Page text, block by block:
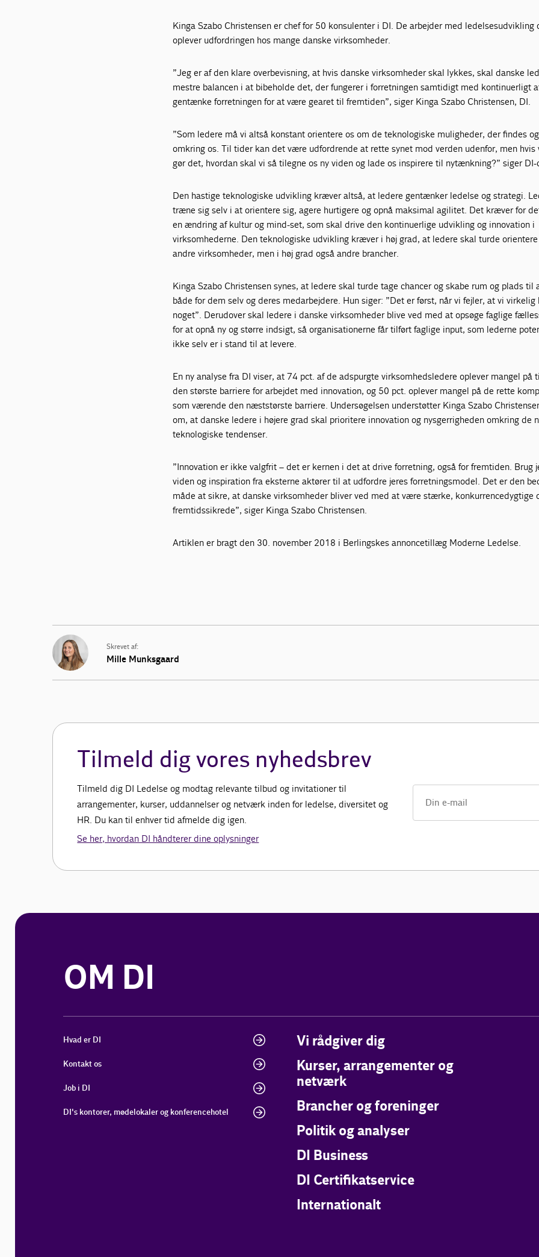
Kinga Szabo Christensen er chef for 50 konsulenter i DI. De arbejder med ledelsesudvikling
oplever udfordringen hos mange danske virksomheder.
”Jeg er af den klare overbevisning, at hvis danske virksomheder skal lykkes, skal danske
mestre balancen i at bibeholde det, der fungerer i forretningen samtidigt med kontinuerligt
gentænke forretningen for at være gearet til fremtiden”, siger Kinga Szabo Christensen, DI.
”Som ledere må vi altså konstant orientere os om de teknologiske muligheder, der findes
omkring os. Til tider kan det være udfordrende at rette synet mod verden udenfor, men hvis
gør det, hvordan skal vi så tilegne os ny viden og lade os inspirere til nytænkning?” siger DI-
Den hastige teknologiske udvikling kræver altså, at ledere gentænker ledelse og strategi.
træne sig selv i at orientere sig, agere hurtigere og opnå maksimal agilitet. Det kræver for
en ændring af kultur og mind-set, som skal drive den kontinuerlige udvikling og innovation i
virksomhederne. Den teknologiske udvikling kræver i høj grad, at ledere skal turde
andre virksomheder, men i høj grad også andre brancher.
Kinga Szabo Christensen synes, at ledere skal turde tage chancer og skabe rum og plads til
både for dem selv og deres medarbejdere. Hun siger: ”Det er først, når vi fejler, at vi
noget”. Derudover skal ledere i danske virksomheder blive ved med at opsøge faglige
for at opnå ny og større indsigt, så organisationerne får tilført faglige input, som lederne
ikke selv er i stand til at levere.
En ny analyse fra DI viser, at 74 pct. af de adspurgte virksomhedsledere oplever mangel på
den største barriere for arbejdet med innovation, og 50 pct. oplever mangel på de rette
som værende den næststørste barriere. Undersøgelsen understøtter Kinga Szabo
om, at danske ledere i højere grad skal prioritere innovation og nysgerrigheden omkring de
teknologiske tendenser.
”Innovation er ikke valgfrit – det er kernen i det at drive forretning, også for fremtiden. Brug
viden og inspiration fra eksterne aktører til at udfordre jeres forretningsmodel. Det er den
måde at sikre, at danske virksomheder bliver ved med at være stærke, konkurrencedygtige
fremtidssikrede”, siger Kinga Szabo Christensen.
Artiklen er bragt den 30. november 2018 i Berlingskes annoncetillæg Moderne Ledelse.
Skrevet af:
Mille Munksgaard
Tilmeld dig vores nyhedsbrev
Tilmeld dig DI Ledelse og modtag relevante tilbud og invitationer til
arrangementer, kurser, uddannelser og netværk inden for ledelse, diversitet og
HR. Du kan til enhver tid afmelde dig igen.
Se her, hvordan DI håndterer dine oplysninger
OM DI
Hvad er DI
Kontakt os
Job i DI
DI's kontorer, mødelokaler og konferencehotel
Vi rådgiver dig
Kurser, arrangementer og
netværk
Brancher og foreninger
Politik og analyser
DI Business
DI Certifikatservice
Internationalt